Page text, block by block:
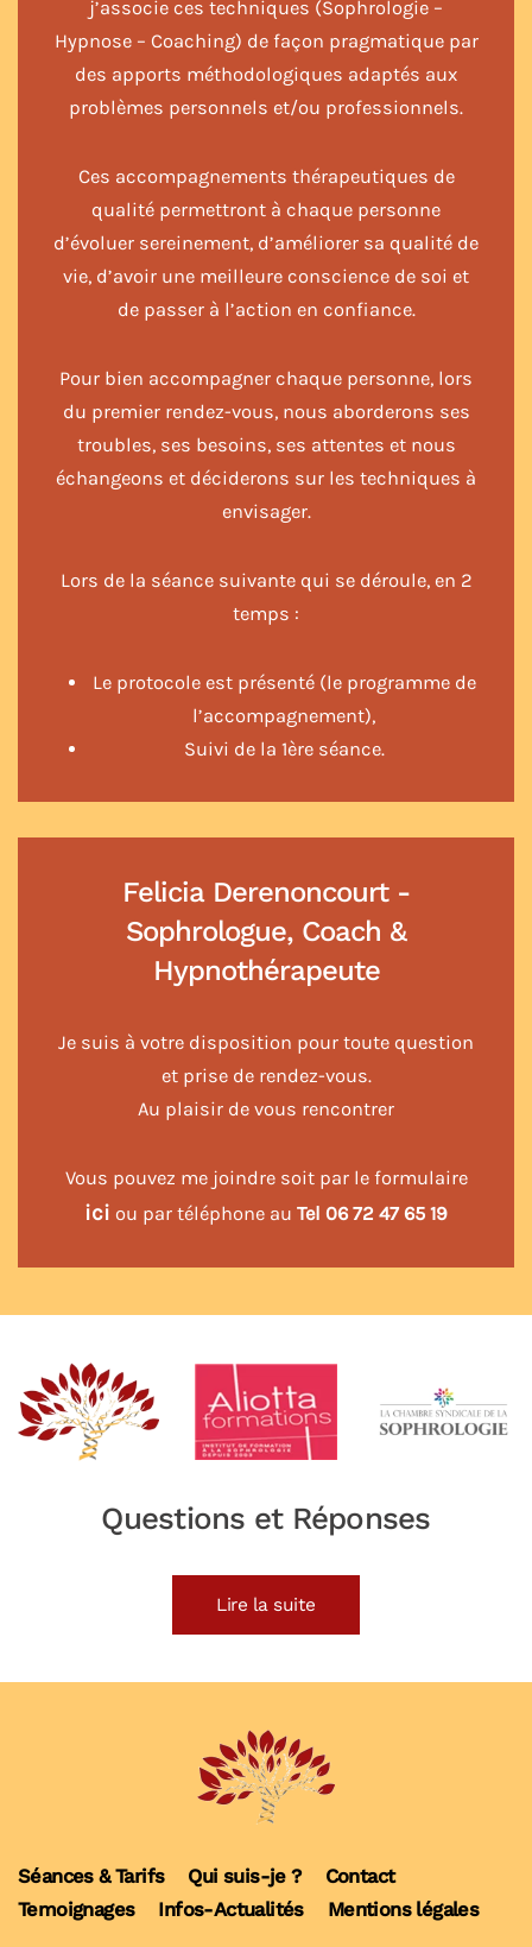
j’associe ces techniques (Sophrologie –
Hypnose – Coaching) de façon pragmatique par
des apports méthodologiques adaptés aux
problèmes personnels et/ou professionnels.
Ces accompagnements thérapeutiques de
qualité permettront à chaque personne
d’évoluer sereinement, d’améliorer sa qualité de
vie, d’avoir une meilleure conscience de soi et
de passer à l’action en confiance.
Pour bien accompagner chaque personne, lors
du premier rendez-vous, nous aborderons ses
troubles, ses besoins, ses attentes et nous
échangeons et déciderons sur les techniques à
envisager.
Lors de la séance suivante qui se déroule, en 2
temps :
Le protocole est présenté (le programme de
l’accompagnement),
Suivi de la 1ère séance.
Felicia Derenoncourt -
Sophrologue, Coach &
Hypnothérapeute
Je suis à votre disposition pour toute question
et prise de rendez-vous.
Au plaisir de vous rencontrer
Vous pouvez me joindre soit par le formulaire
ici ou par téléphone au Tel 06 72 47 65 19
Questions et Réponses
Lire la suite
Séances & Tarifs Qui suis-je ?
Contact
Temoignages
Infos-Actualités Mentions légales